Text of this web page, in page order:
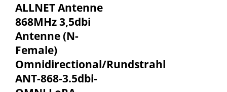
ALLNET Antenne
868MHz 3,5dbi
Antenne (N-
Female)
Omnidirectional/Rundstrahl
ANT-868-3.5dbi-